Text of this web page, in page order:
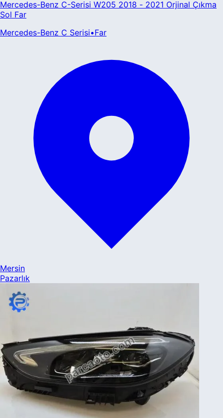
Mercedes-Benz C-Serisi W205 2018 - 2021 Orjinal Çıkma
Sol Far
Mercedes-Benz C Serisi•Far
Mersin
Pazarlık